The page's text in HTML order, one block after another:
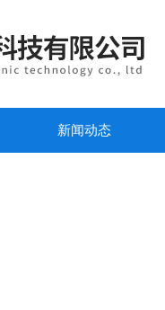
新闻动态